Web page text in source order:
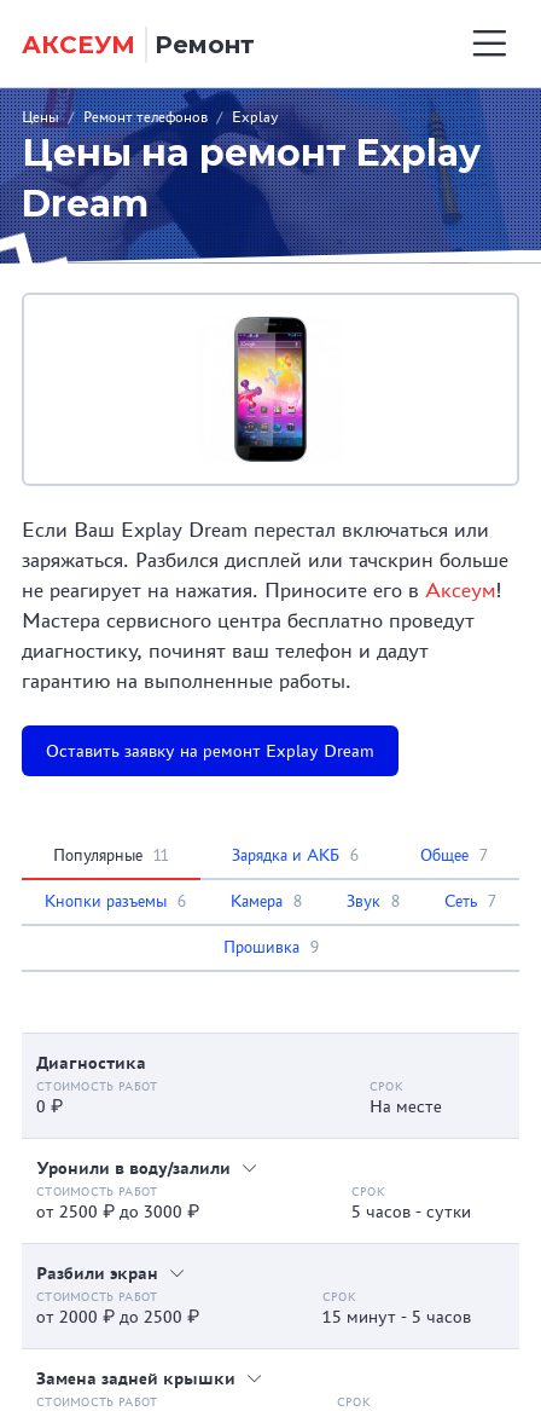
АКСЕУМ Ремонт
Цены / Ремонт телефонов / Explay
Цены на ремонт Explay
Dream
Если Ваш Explay Dream перестал включаться или
заряжаться. Разбился дисплей или тачскрин больше
не реагирует на нажатия. Приносите его в Аксеум!
Мастера сервисного центра бесплатно проведут
диагностику, починят ваш телефон и дадут
гарантию на выполненные работы.
Оставить заявку на ремонт Explay Dream
Популярные 11 Зарядка и АКБ 6 Общее 7
Кнопки разъемы 6 Камера 8 Звук 8 Сеть 7
Прошивка 9
Диагностика
0 ₽ На месте
Уронили в воду/залили
от 2500 ₽ до 3000 ₽ 5 часов - сутки
Разбили экран
от 2000 ₽ до 2500 ₽ 15 минут - 5 часов
Замена задней крышки